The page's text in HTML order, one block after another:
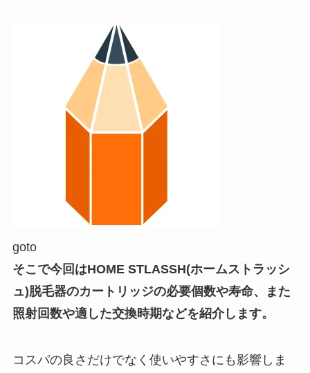
goto
そこで今回はHOME STLASSH(ホームストラッシ
ュ)脱毛器のカートリッジの必要個数や寿命、また
照射回数や適した交換時期などを紹介します。
コスパの良さだけでなく使いやすさにも影響しま